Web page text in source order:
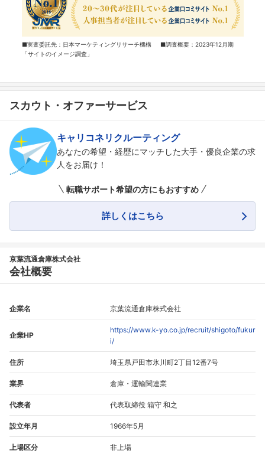
■実査委託先：日本マーケティングリサーチ機構 ■調査概要：2023年12月期
「サイトのイメージ調査」
スカウト・オファーサービス
キャリコネリクルーティング
あなたの希望・経歴にマッチした大手・優良企業の求
人をお届け！
転職サポート希望の方にもおすすめ
詳しくはこちら
京葉流通倉庫株式会社
会社概要
企業名 京葉流通倉庫株式会社
企業HP
https://www.k-yo.co.jp/recruit/shigoto/fukur
i/
住所 埼玉県戸田市氷川町2丁目12番7号
業界 倉庫・運輸関連業
代表者 代表取締役 箱守 和之
設立年月 1966年5月
上場区分 非上場